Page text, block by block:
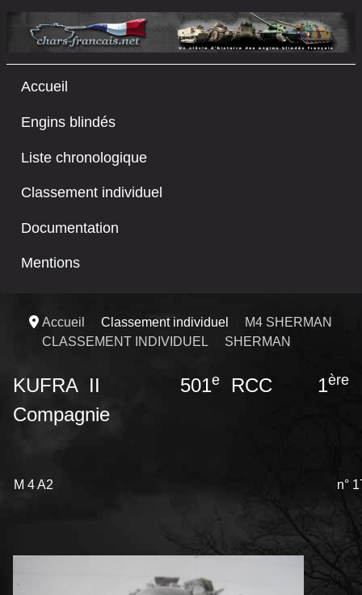
Accueil
Engins blindés
Liste chronologique
Classement individuel
Documentation
Mentions
Accueil Classement individuel
M4 SHERMAN
CLASSEMENT INDIVIDUEL
SHERMAN
KUFRA II 501eRCC 1ère
Compagnie
M 4 A2 n°